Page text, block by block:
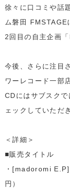
徐々に口コミや話
ム磐田 FMSTAGE
2回目の自主企画
今後、さらに注目
ワーレコード一部
CDにはサブスク
ェックしていただ
＜詳細＞
■販売タイトル
・[madoromi
円）